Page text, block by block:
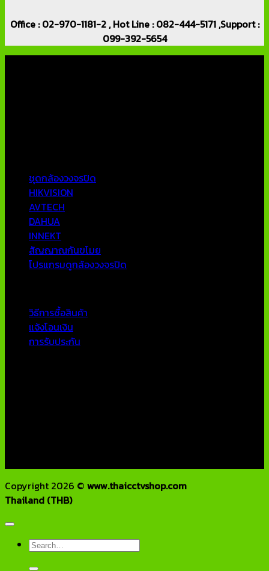
Office : 02-970-1181-2 , Hot Line : 082-444-5171 ,Support :
099-392-5654
ชุดกล้องวงจรปิด
HIKVISION
AVTECH
DAHUA
INNEKT
สัญญาณกันขโมย
โปรแกรมดูกล้องวงจรปิด
วิธีการซื้อสินค้า
แจ้งโอนเงิน
การรับประกัน
Copyright 2026 © www.thaicctvshop.com
Thailand (THB)
Search